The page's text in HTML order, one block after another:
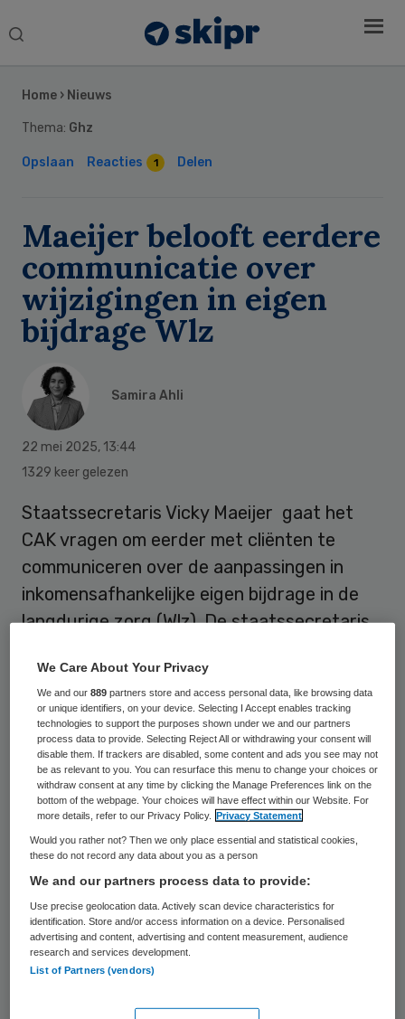
Search
Home › Nieuws
Thema: Ghz
Opslaan Reacties 1 Delen
Maeijer belooft eerdere
communicatie over
wijzigingen in eigen
bijdrage Wlz
Samira Ahli
22 mei 2025, 13:44
1329 keer gelezen
Staatssecretaris Vicky Maeijer gaat het
CAK vragen om eerder met cliënten te
communiceren over de aanpassingen in
inkomensafhankelijke eigen bijdrage in de
langdurige zorg (Wlz). De staatssecretaris
GroenLinks-PvdA in de Tweede Kamer.
De Kamer sprak woensdag over een
tweetal wijzigingen in de eigen bijdragen
voor beschermd wonen en langdurige zorg.
De Compensatie Vervallen Ouderentoeslag
(CVO) en de Extra Vermogensvrijstelling
(EVV) waren bedoeld om de eigen bijdragen
te verlagen voor mensen met weinig
vermogen. Het kabinet bouwt de CVO af en
schaft de EVV af per 2026.
Sidebar
We Care About Your Privacy
We and our889 partners store and access personal data, like browsing data
or unique identifiers, on your device. Selecting I Accept enables tracking
technologies to support the purposes shown under we and our partners
process data to provide. Selecting Reject All or withdrawing your consent will
disable them. If trackers are disabled, some content and ads you see may not
be as relevant to you. You can resurface this menu to change your choices or
withdraw consent at any time by clicking the Manage Preferences link on the
bottom of the webpage. Your choices will have effect within our Website. For
more details, refer to our Privacy Policy.
Privacy Statement
Would you rather not? Then we only place essential and statistical cookies,
these do not record any data about you as a person
We and our partners process data to provide:
Use precise geolocation data. Actively scan device characteristics for
identification. Store and/or access information on a device. Personalised
advertising and content, advertising and content measurement, audience
research and services development.
List of Partners (vendors)